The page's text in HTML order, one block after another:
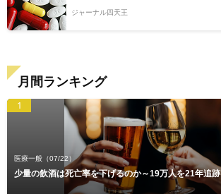
ジャーナル四天王
月間ランキング
1
医療一般 （07/22）
少量の飲酒は死亡率を下げるのか～19万人を21年追跡